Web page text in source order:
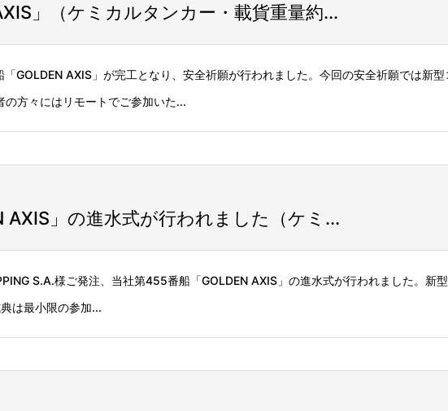
」（ケミカルタンカー・載貨重量約...
GOLDEN AXIS」が完工となり、安全祈願が行われました。今回の安全祈願では新型
方々にはリモートでご参加いた...
AXIS」の進水式が行われました（ケミ...
S.A.様ご発注、当社第455番船「GOLDEN AXIS」の進水式が行われました。新
は最小限の参加...